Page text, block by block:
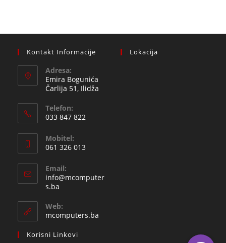
Kontakt Informacije
Adresa:
Emira Bogunića
Čarlija 51, Ilidža
Telefon:
033 847 822
in
your
application
Mobitel:
061 326 013
in
your
Email:
info@mcomputer
s.ba
your
application
Web:
mcomputers.ba
Korisni Linkovi
Lokacija